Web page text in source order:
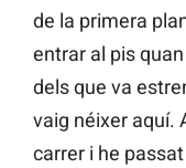
de la primera
entrar al pis
dels que va
vaig néixer aquí.
carrer i he